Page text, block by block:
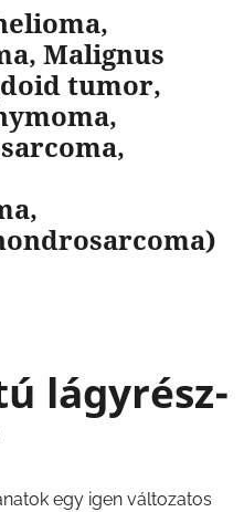
Malignus
tumor,
lágyrész-
egy igen változatos